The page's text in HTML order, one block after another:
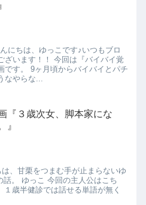
にちは、ゆっこです♪いつもブロ
ざいます！！ 今回は『バイバイ覚
です。 9ヶ月頃からバイバイとパチ
なやらな...
『３歳次女、脚本家にな
』
、甘栗をつまむ手が止まらないゆ
話。 ゆっこ 今回の主人公はこち
歳半健診では話せる単語が無く